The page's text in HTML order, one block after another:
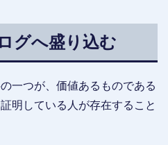
グへ盛り込む
一つが、価値あるものである
明している人が存在すること